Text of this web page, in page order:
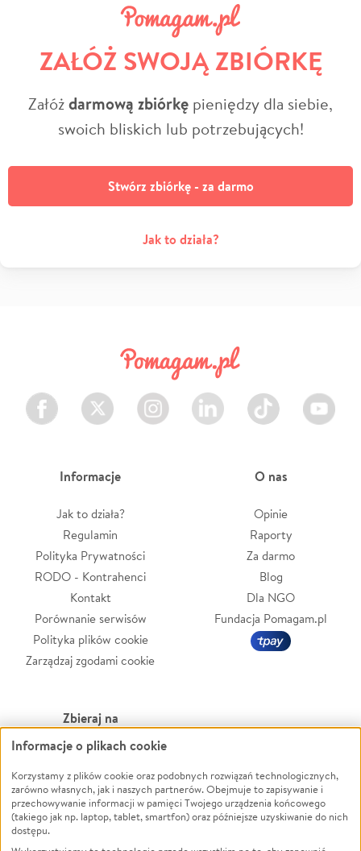
ZAŁÓŻ SWOJĄ ZBIÓRKĘ
Załóżdarmową zbiórkę pieniędzy dla siebie,
swoich bliskich lub potrzebujących!
Stwórz zbiórkę - za darmo
Jak to działa?
Facebook Twitter Instagram LinkedIn TikTok Youtube
Informacje
Jak to działa?
Regulamin
Polityka Prywatności
RODO - Kontrahenci
Kontakt
Porównanie serwisów
Polityka plików cookie
Zarządzaj zgodami cookie
O nas
Opinie
Raporty
Za darmo
Blog
Dla NGO
Fundacja Pomagam.pl
Zbieraj na
Leczenie
Zwierzęta
Pożar
Ukraina
Powódź
Wichura
NGO
Informacje o plikach cookie
Korzystamy z plików cookie oraz podobnych rozwiązań technologicznych,
zarówno własnych, jak i naszych partnerów. Obejmuje to zapisywanie i
przechowywanie informacji w pamięci Twojego urządzenia końcowego
(takiego jak np. laptop, tablet, smartfon) oraz późniejsze uzyskiwanie do nich
dostępu.